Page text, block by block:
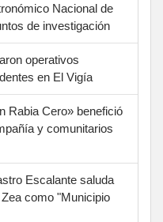
Nacional de
de investigación
operativos
en El Vigía
Rabia Cero» benefició
y comunitarios
Escalante saluda
como "Municipio